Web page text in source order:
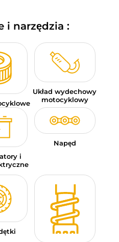
MODYFIKUJ
Z NAMI
i narzędzia :
Układ wydechowy
motocyklowy
i
Napęd